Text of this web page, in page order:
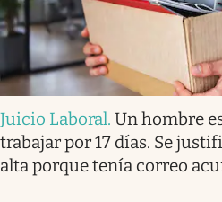
Juicio Laboral. Un hombre
trabajar por 17 días. Se
alta porque tenía correo